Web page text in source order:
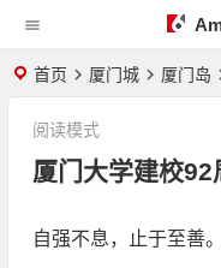
首页 厦门城 厦门岛
厦门大学建校92
阅读模式
自强不息，止于至善。